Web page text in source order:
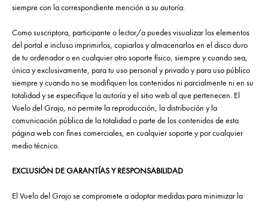
siempre con la correspondiente mención a su autoría.
Como suscriptora, participante o lector/a puedes visualizar los elementos
del portal e incluso imprimirlos, copiarlos y almacenarlos en el disco duro
de tu ordenador o en cualquier otro soporte físico, siempre y cuando sea,
única y exclusivamente, para tu uso personal y privado y para uso público
siempre y cuando no se modifiquen los contenidos ni parcialmente ni en su
totalidad y se especifique la autoría y el sitio web al que pertenecen. El
Vuelo del Grajo, no permite la reproducción, la distribución y la
comunicación pública de la totalidad o parte de los contenidos de esta
página web con fines comerciales, en cualquier soporte y por cualquier
medio técnico.
EXCLUSIÓN DE GARANTÍAS Y RESPONSABILIDAD
El Vuelo del Grajo se compromete a adoptar medidas para minimizar la